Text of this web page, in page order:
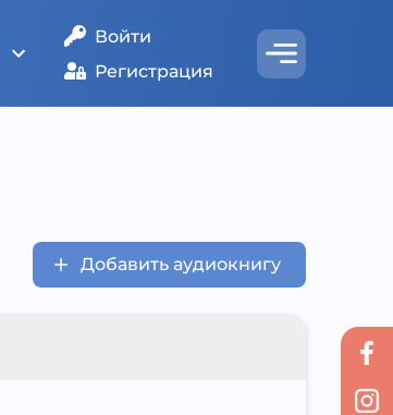
Войти
Регистрация
Добавить аудиокнигу